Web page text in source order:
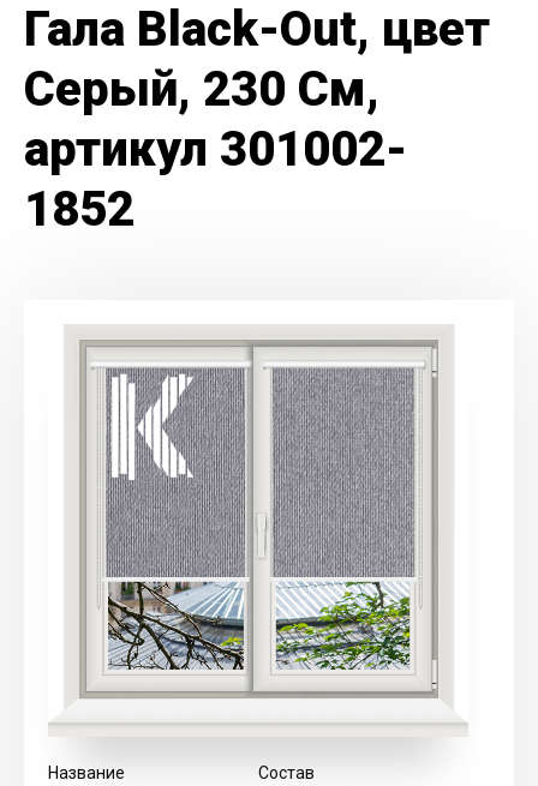
Гала Black-Out, цвет
Серый, 230 См,
артикул 301002-
1852
Название
Состав